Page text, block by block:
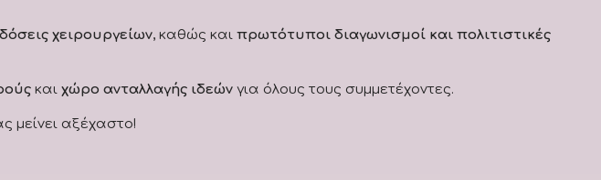
χειρουργείων, καθώς και πρωτότυποι διαγωνισμοί και πολιτιστικές
και χώρο ανταλλαγής ιδεών για όλους τους συμμετέχοντες.
μείνει αξέχαστο!